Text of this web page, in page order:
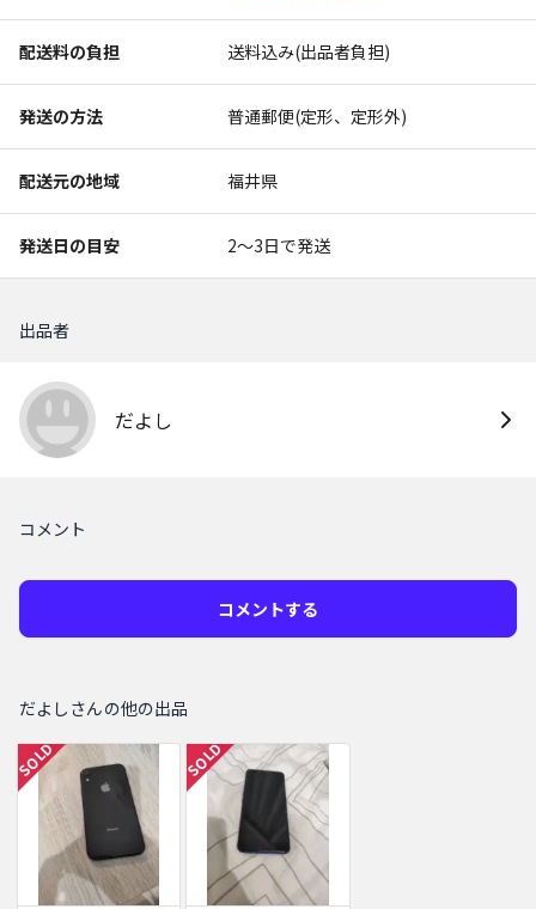
配送料の負担 送料込み(出品者負担)
発送の方法 普通郵便(定形、定形外)
配送元の地域 福井県
発送日の目安 2〜3日で発送
出品者
だよし
コメント
コメントする
だよしさんの他の出品
SOLD SOLD